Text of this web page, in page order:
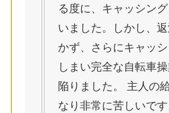
る度に、キャッシン
いました。しかし、
かず、さらにキャッ
しまい完全な自転車
陥りました。 主人の
なり非常に苦しいで